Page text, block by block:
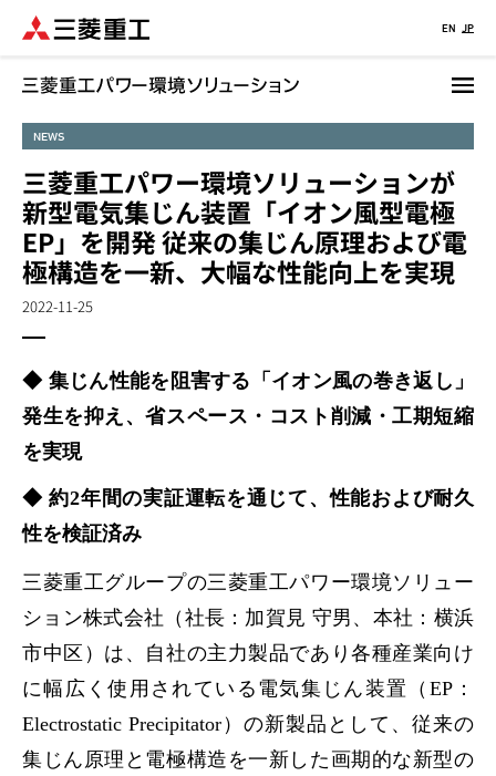
EN JP
NEWS
三菱重工パワー環境ソリューションが
新型電気集じん装置「イオン風型電極
EP」を開発 従来の集じん原理および電
極構造を一新、大幅な性能向上を実現
2022-11-25
◆ 集じん性能を阻害する「イオン風の巻き返し」
発生を抑え、省スペース・コスト削減・工期短縮
を実現
◆ 約2年間の実証運転を通じて、性能および耐久
性を検証済み
三菱重工グループの三菱重工パワー環境ソリュー
ション株式会社（社長：加賀見 守男、本社：横浜
市中区）は、自社の主力製品であり各種産業向け
に幅広く使用されている電気集じん装置（EP：
Electrostatic Precipitator）の新製品として、従来の
集じん原理と電極構造を一新した画期的な新型の